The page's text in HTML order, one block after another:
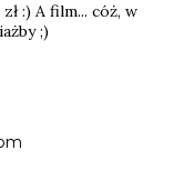
:) A film... cóż, w
;)